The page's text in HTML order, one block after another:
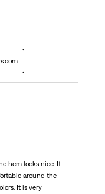
hem looks nice. It
around the
It is very